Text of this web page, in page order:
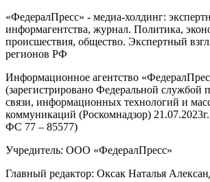
«ФедералПресс» - медиа-холдинг:
информагентства, журнал. Политика,
происшествия, общество. Экспертный
регионов РФ
Информационное агентство
(зарегистрировано Федеральной службой
связи, информационных технологий и
коммуникаций (Роскомнадзор)
ФС 77 – 85577)
Учредитель: ООО «ФедералПресс»
Главный редактор: Оксак Наталья